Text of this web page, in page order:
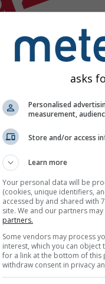
asks
Personalised
measurement,
Store and/or access
Learn more
Your personal data will be
(cookies, unique identifiers,
accessed by and shared with
site. We and our partners
partners.
Some vendors may process
interest, which you can
for a link at the bottom of this
withdraw consent in privacy